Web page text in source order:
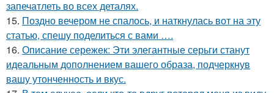
запечатлеть во всех деталях.
15. Поздно вечером не спалось, и наткнулась вот на эту
статью, спешу поделиться с вами ….
16. Описание сережек: Эти элегантные серьги станут
идеальным дополнением вашего образа, подчеркнув
вашу утонченность и вкус.